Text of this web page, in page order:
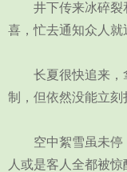
井下传来冰碎裂
喜，忙去通知众人就
长夏很快追来，
制，但依然没能立刻
空中絮雪虽未停
人或是客人全都被